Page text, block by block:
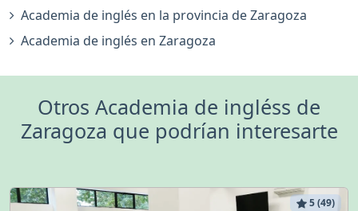
Academia de inglés en la provincia de Zaragoza
Academia de inglés en Zaragoza
Otros Academia de ingléss de
Zaragoza que podrían interesarte
5 (49)